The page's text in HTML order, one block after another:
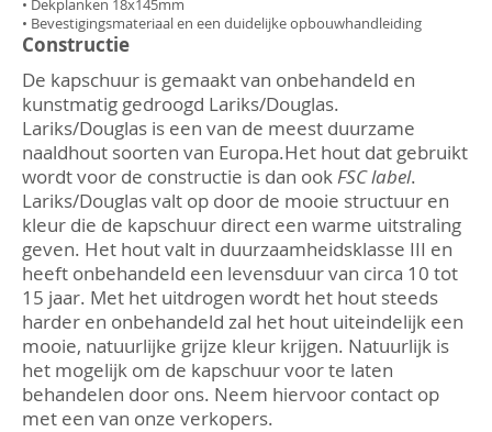
• Dekplanken 18x145mm
• Bevestigingsmateriaal en een duidelijke opbouwhandleiding
Constructie
De kapschuur is gemaakt van onbehandeld en
kunstmatig gedroogd Lariks/Douglas.
Lariks/Douglas is een van de meest duurzame
naaldhout soorten van Europa.Het hout dat gebruikt
wordt voor de constructie is dan ookFSC label.
Lariks/Douglas valt op door de mooie structuur en
kleur die de kapschuur direct een warme uitstraling
geven. Het hout valt in duurzaamheidsklasse III en
heeft onbehandeld een levensduur van circa 10 tot
15 jaar. Met het uitdrogen wordt het hout steeds
harder en onbehandeld zal het hout uiteindelijk een
mooie, natuurlijke grijze kleur krijgen. Natuurlijk is
het mogelijk om de kapschuur voor te laten
behandelen door ons. Neem hiervoor contact op
met een van onze verkopers.